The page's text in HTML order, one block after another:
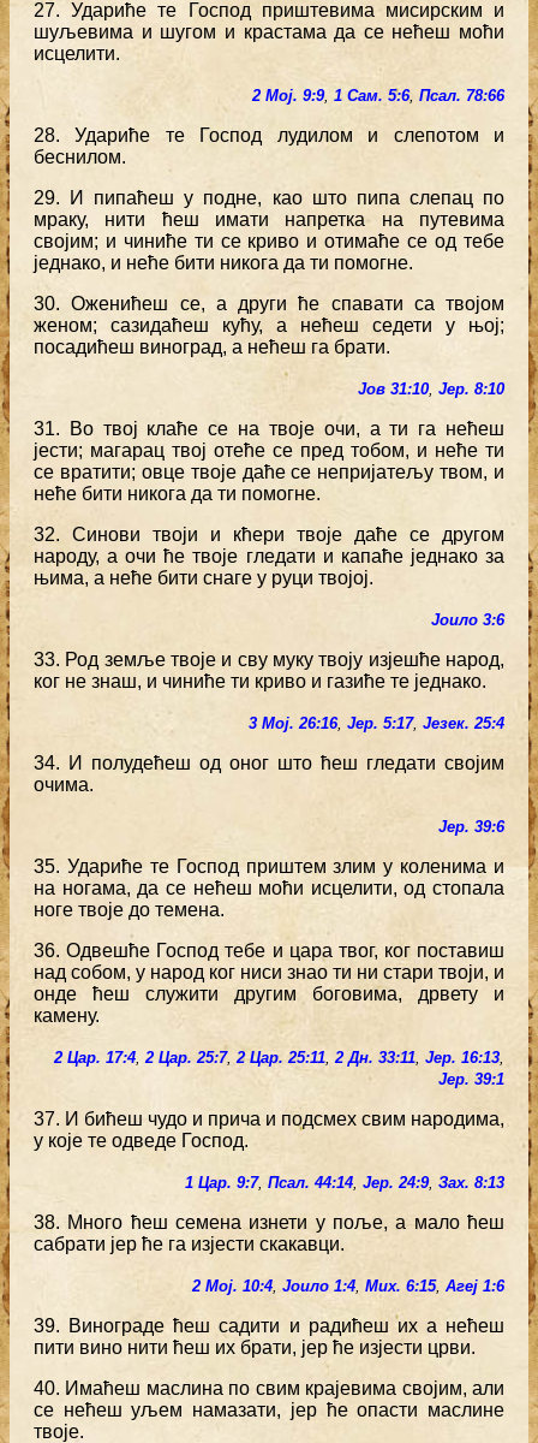
27. Удариће те Господ приштевима мисирским и
шуљевима и шугом и крастама да се нећеш моћи
исцелити.
2 Мој. 9:9, 1 Сам. 5:6, Псал. 78:66
28. Удариће те Господ лудилом и слепотом и
беснилом.
29. И пипаћеш у подне, као што пипа слепац по
мраку, нити ћеш имати напретка на путевима
својим; и чиниће ти се криво и отимаће се од тебе
једнако, и неће бити никога да ти помогне.
30. Оженићеш се, а други ће спавати са твојом
женом; сазидаћеш кућу, а нећеш седети у њој;
посадићеш виноград, а нећеш га брати.
Јов 31:10, Јер. 8:10
31. Во твој клаће се на твоје очи, а ти га нећеш
јести; магарац твој отеће се пред тобом, и неће ти
се вратити; овце твоје даће се непријатељу твом, и
неће бити никога да ти помогне.
32. Синови твоји и кћери твоје даће се другом
народу, а очи ће твоје гледати и капаће једнако за
њима, а неће бити снаге у руци твојој.
Јоило 3:6
33. Род земље твоје и сву муку твоју изјешће народ,
ког не знаш, и чиниће ти криво и газиће те једнако.
3 Мој. 26:16, Јер. 5:17, Језек. 25:4
34. И полудећеш од оног што ћеш гледати својим
очима.
Јер. 39:6
35. Удариће те Господ приштем злим у коленима и
на ногама, да се нећеш моћи исцелити, од стопала
ноге твоје до темена.
36. Одвешће Господ тебе и цара твог, ког поставиш
над собом, у народ ког ниси знао ти ни стари твоји, и
онде ћеш служити другим боговима, дрвету и
камену.
2 Цар. 17:4,2 Цар. 25:7,2 Цар. 25:11,2 Дн. 33:11, Јер. 16:13,
Јер. 39:1
37. И бићеш чудо и прича и подсмех свим народима,
у које те одведе Господ.
1 Цар. 9:7, Псал. 44:14, Јер. 24:9, Зах. 8:13
38. Много ћеш семена изнети у поље, а мало ћеш
сабрати јер ће га изјести скакавци.
2 Мој. 10:4, Јоило 1:4, Мих. 6:15, Агеј 1:6
39. Винограде ћеш садити и радићеш их а нећеш
пити вино нити ћеш их брати, јер ће изјести црви.
40. Имаћеш маслина по свим крајевима својим, али
се нећеш уљем намазати, јер ће опасти маслине
твоје.